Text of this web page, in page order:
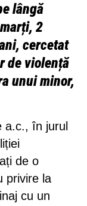
lângă
2
cercetat
de violență
unui minor,
a.c., în jurul
de o
privire la
cu un